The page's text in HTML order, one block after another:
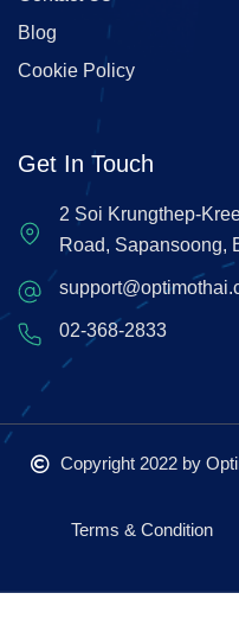
Blog
Cookie Policy
Get In Touch
2 Soi Krungthep-
Road, Sapansoong,
02-368-2833
Copyright 2022 by
Terms & Condition